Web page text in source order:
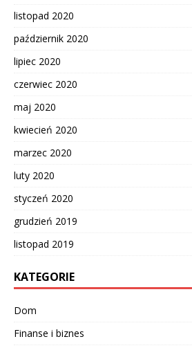
listopad 2020
październik 2020
lipiec 2020
czerwiec 2020
maj 2020
kwiecień 2020
marzec 2020
luty 2020
styczeń 2020
grudzień 2019
listopad 2019
KATEGORIE
Dom
Finanse i biznes